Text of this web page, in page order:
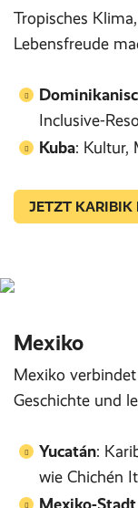
Tropisches
Lebensfreude
Inclusive-
Kuba: Kultur,
JETZT KARIBIK
Mexiko
Mexiko
Geschichte und
Yucatán:
wie Chichén